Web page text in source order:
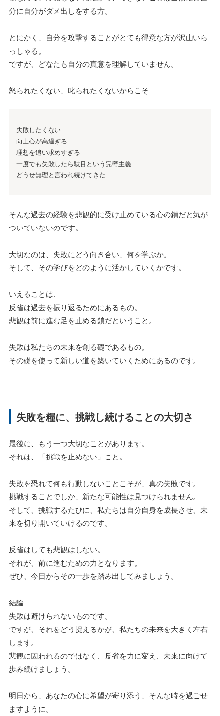
分に自分がダメ出しをする方。
とにかく、自分を攻撃することがとても得意な方が沢山いら
っしゃる。
ですが、どなたも自分の真意を理解していません。
怒られたくない、叱られたくないからこそ
失敗したくない
向上心が高過ぎる
理想を追い求めすぎる
一度でも失敗したら駄目という完璧主義
どうせ無理と言われ続けてきた
そんな過去の経験を悲観的に受け止めている心の鎖だと気が
ついていないのです。
大切なのは、失敗にどう向き合い、何を学ぶか。
そして、その学びをどのように活かしていくかです。
いえることは、
反省は過去を振り返るためにあるもの。
悲観は前に進む足を止める鎖だということ。
失敗は私たちの未来を創る礎であるもの。
その礎を使って新しい道を築いていくためにあるのです。
失敗を糧に、挑戦し続けることの大切さ
最後に、もう一つ大切なことがあります。
それは、「挑戦を止めない」こと。
失敗を恐れて何も行動しないことこそが、真の失敗です。
挑戦することでしか、新たな可能性は見つけられません。
そして、挑戦するたびに、私たちは自分自身を成長させ、未
来を切り開いていけるのです。
反省はしても悲観はしない。
それが、前に進むための力となります。
ぜひ、今日からその一歩を踏み出してみましょう。
結論
失敗は避けられないものです。
ですが、それをどう捉えるかが、私たちの未来を大きく左右
します。
悲観に囚われるのではなく、反省を力に変え、未来に向けて
歩み続けましょう。
明日から、あなたの心に希望が寄り添う、そんな時を過ごせ
ますように。